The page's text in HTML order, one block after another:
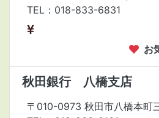
TEL：018-833-6831
お
秋田銀行 八橋支店
〒010-0973 秋田市八橋本町